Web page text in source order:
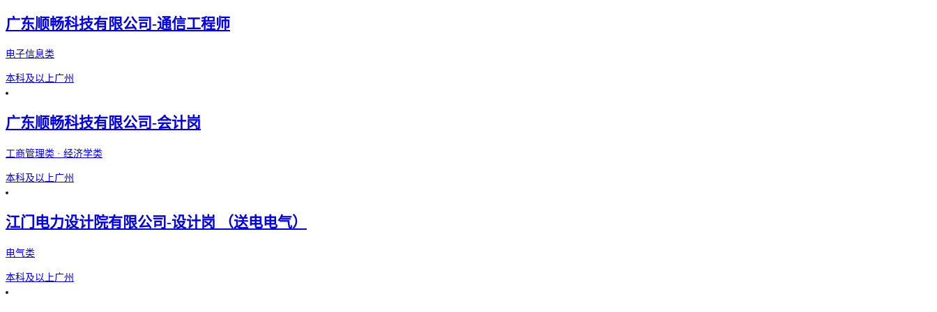
广东顺畅科技有限公司-通信工程师
电子信息类
本科及以上广州
广东顺畅科技有限公司-会计岗
工商管理类 · 经济学类
本科及以上广州
江门电力设计院有限公司-设计岗 （送电电气）
电气类
本科及以上广州